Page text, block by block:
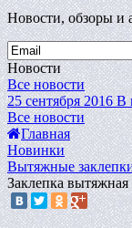
Новости, обзоры и
Новости
Все новости
25 сентября 2016 В
Все новости
Главная
Новинки
Вытяжные
Заклепка